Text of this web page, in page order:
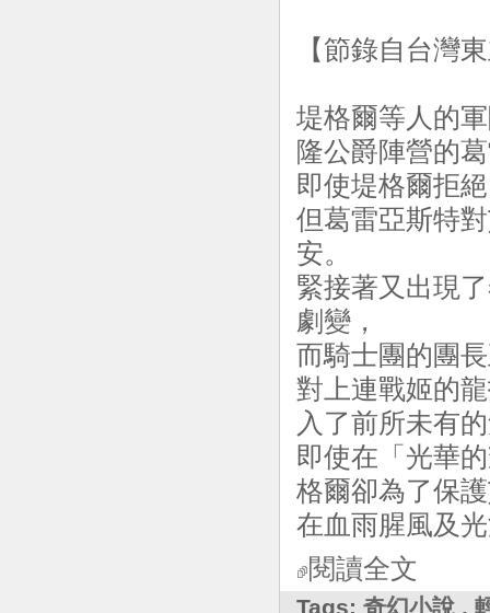
【節錄自台灣
堤格爾等人的
隆公爵陣營的
即使堤格爾拒
但葛雷亞斯特
安。
緊接著又出現
劇變，
而騎士團的團
對上連戰姬的
入了前所未有
即使在「光華
格爾卻為了保
在血雨腥風及
閱讀全文
Tags: 奇幻小說 ,